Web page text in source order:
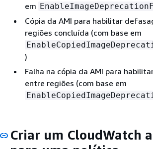
em
Cópia da AMI para habilitar
regiões concluída (com base em
)
Falha na cópia da AMI para
entre regiões (com base em
Criar um CloudWatch